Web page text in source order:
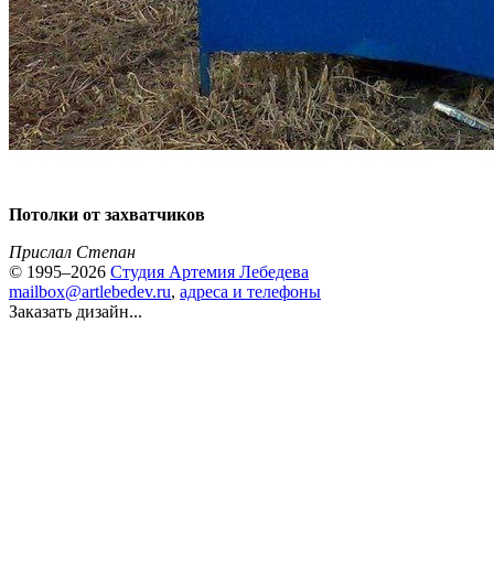
Потолки от захватчиков
Прислал Степан
© 1995–2026 Студия Артемия Лебедева
mailbox@artlebedev.ru, адреса и телефоны
Заказать дизайн...